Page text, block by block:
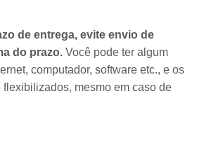
de entrega, evite envio de
do prazo.Você pode ter algum
computador, software etc., e os
flexibilizados, mesmo em caso de